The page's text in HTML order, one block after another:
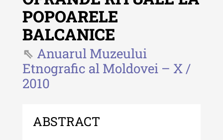
Revista "Cercetări istorice"
Revista "Cercetări istorice" - XLIV
- 2025
Revista "Cercetări istorice" - XLIII
- 2024
POPOARELE
BALCANICE
Anuarul Muzeului
Etnografic al Moldovei – X /
2010
ABSTRACT